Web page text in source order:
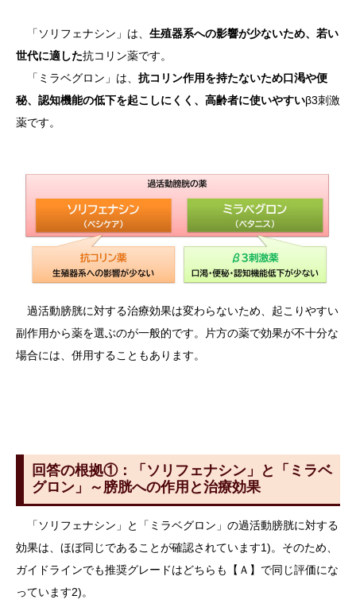
「ソリフェナシン」は、 生殖器系への影響が少ないため、若い
世代に適した抗コリン薬です。
「ミラベグロン」は、 抗コリン作用を持たないため口渇や便
秘、認知機能の低下を起こしにくく、高齢者に使いやすいβ3刺激
薬です。
過活動膀胱に対する治療効果は変わらないため、起こりやすい
副作用から薬を選ぶのが一般的です。片方の薬で効果が不十分な
場合には、併用することもあります。
回答の根拠①：「ソリフェナシン」と「ミラベ
グロン」～膀胱への作用と治療効果
「ソリフェナシン」と「ミラベグロン」の過活動膀胱に対する
効果は、ほぼ同じであることが確認されています1)。そのため、
ガイドラインでも推奨グレードはどちらも【Ａ】で同じ評価にな
っています2)。